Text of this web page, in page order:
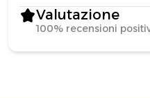
Valutazione
100% recensioni